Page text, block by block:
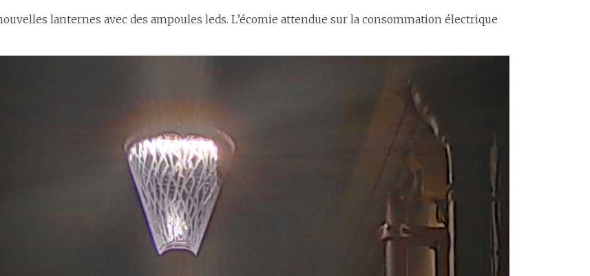
lanternes avec des ampoules leds. L’écomie attendue sur la consommation électrique